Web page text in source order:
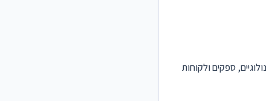
ספקים ולקוחות